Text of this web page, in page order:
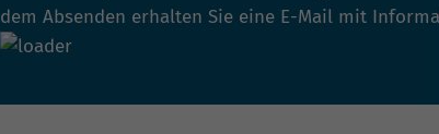
dem Absenden erhalten Sie eine E-Mail mit